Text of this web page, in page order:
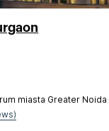
miasta Greater Noida